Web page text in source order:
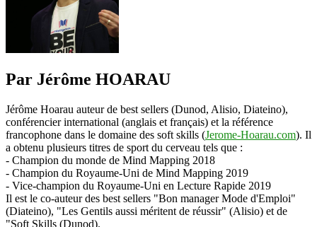
Par Jérôme HOARAU
Jérôme Hoarau auteur de best sellers (Dunod, Alisio, Diateino),
conférencier international (anglais et français) et la référence
francophone dans le domaine des soft skills (Jerome-Hoarau.com). Il
a obtenu plusieurs titres de sport du cerveau tels que :
- Champion du monde de Mind Mapping 2018
- Champion du Royaume-Uni de Mind Mapping 2019
- Vice-champion du Royaume-Uni en Lecture Rapide 2019
Il est le co-auteur des best sellers "Bon manager Mode d'Emploi"
(Diateino), "Les Gentils aussi méritent de réussir" (Alisio) et de
"Soft Skills (Dunod).